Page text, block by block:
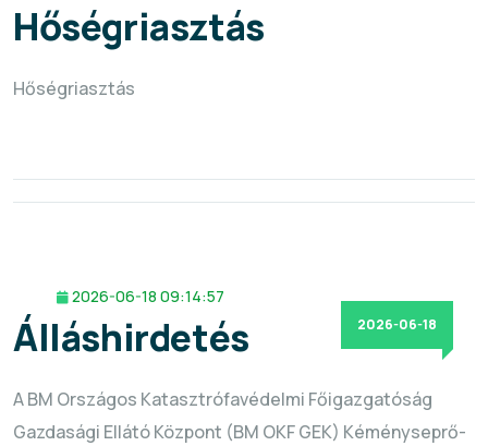
Hőségriasztás
Hőségriasztás
2026-06-18
2026-06-18 09:14:57
Álláshirdetés
A BM Országos Katasztrófavédelmi Főigazgatóság
Gazdasági Ellátó Központ (BM OKF GEK) Kéményseprő-